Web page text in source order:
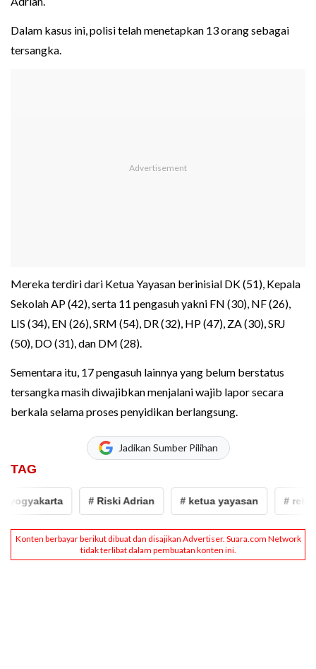
Dalam kasus ini, polisi telah menetapkan 13 orang sebagai
tersangka.
Mereka terdiri dari Ketua Yayasan berinisial DK (51), Kepala
Sekolah AP (42), serta 11 pengasuh yakni FN (30), NF (26),
LIS (34), EN (26), SRM (54), DR (32), HP (47), ZA (30), SRJ
(50), DO (31), dan DM (28).
Sementara itu, 17 pengasuh lainnya yang belum berstatus
tersangka masih diwajibkan menjalani wajib lapor secara
berkala selama proses penyidikan berlangsung.
Jadikan Sumber Pilihan
TAG
# Riski Adrian # ketua yayasan #